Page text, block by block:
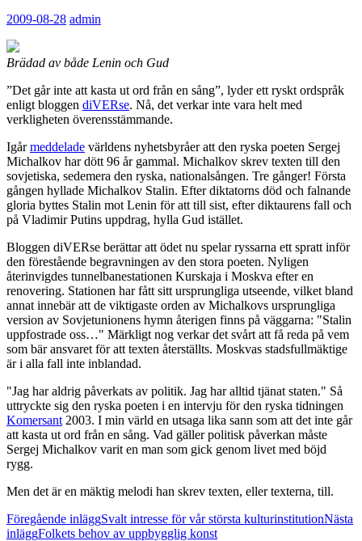
2009-08-28 admin
Brädad av både Lenin och Gud
”Det går inte att kasta ut ord från en sång”, lyder ett ryskt ordspråk
enligt bloggen diVERse. Nå, det verkar inte vara helt med
verkligheten överensstämmande.
Igårmeddelade världens nyhetsbyråer att den ryska poeten Sergej
Michalkov har dött 96 år gammal. Michalkov skrev texten till den
sovjetiska, sedemera den ryska, nationalsången. Tre gånger! Första
gången hyllade Michalkov Stalin. Efter diktatorns död och falnande
gloria byttes Stalin mot Lenin för att till sist, efter diktaurens fall och
på Vladimir Putins uppdrag, hylla Gud istället.
Bloggen diVERse berättar att ödet nu spelar ryssarna ett spratt inför
den förestående begravningen av den stora poeten. Nyligen
återinvigdes tunnelbanestationen Kurskaja i Moskva efter en
renovering. Stationen har fått sitt ursprungliga utseende, vilket bland
annat innebär att de viktigaste orden av Michalkovs ursprungliga
version av Sovjetunionens hymn återigen finns på väggarna: "Stalin
uppfostrade oss…" Märkligt nog verkar det svårt att få reda på vem
som bär ansvaret för att texten återställts. Moskvas stadsfullmäktige
är i alla fall inte inblandad.
"Jag har aldrig påverkats av politik. Jag har alltid tjänat staten." Så
uttryckte sig den ryska poeten i en intervju för den ryska tidningen
Komersant 2003. I min värld en utsaga lika sann som att det inte går
att kasta ut ord från en sång. Vad gäller politisk påverkan måste
Sergej Michalkov varit en man som gick genom livet med böjd
rygg.
Men det är en mäktig melodi han skrev texten, eller texterna, till.
Inläggsnavigering
Föregående inläggSvalt intresse för vår största kulturinstitutionNästa
inläggFolkets behov av uppbygglig konst